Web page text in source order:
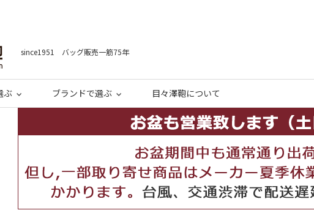
since1951 バッグ販売一筋75年
ぶ ブランドで選ぶ 目々澤鞄について